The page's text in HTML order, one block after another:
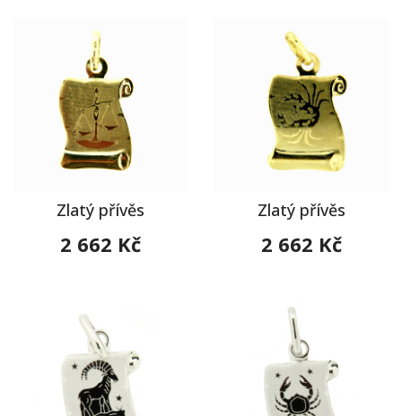
Zlatý přívěs
2 662 Kč
Zlatý přívěs
2 662 Kč